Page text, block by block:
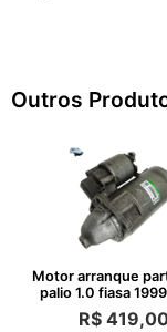
Outros
Motor arranque
palio 1.0 fiasa
2001
R$